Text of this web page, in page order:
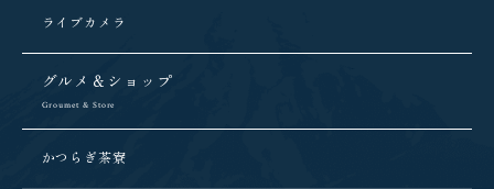
ライブカメラ
グルメ＆ショップ
Groumet & Store
かつらぎ茶寮